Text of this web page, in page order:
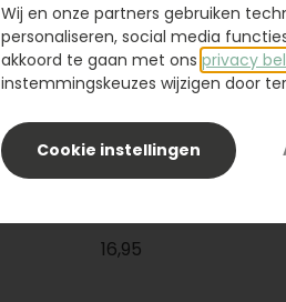
Phlebodium
16,95
Wij en onze partners gebruiken
personaliseren, social media
akkoord te gaan met ons privacy
instemmingskeuzes wijzigen door
Cookie instellingen